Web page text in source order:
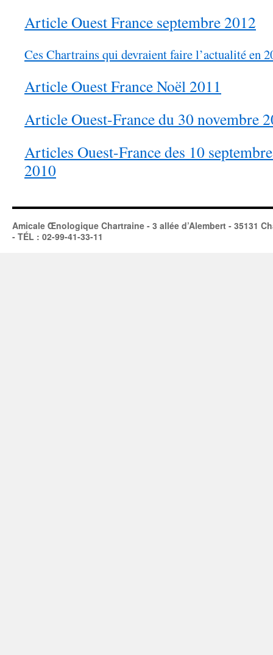
Article Ouest France septembre 2012
Ces Chartrains qui devraient faire l’actualité en
Article Ouest France Noël 2011
Article Ouest-France du 30 novembre
Articles Ouest-France des 10
2010
Amicale Œnologique Chartraine - 3 allée d’Alembert - 35131
- TÉL : 02-99-41-33-11